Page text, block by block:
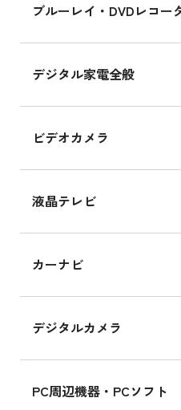
ブルーレイ・DVDレコー
デジタル家電全般
ビデオカメラ
液晶テレビ
カーナビ
デジタルカメラ
PC周辺機器・PCソフト
iPhone 16 の新品買
iPad Air 11インチ
iPad Air 11インチ
iPhone 15 128GB
iPhone 15 128GB
MK2K3J/Aの新品